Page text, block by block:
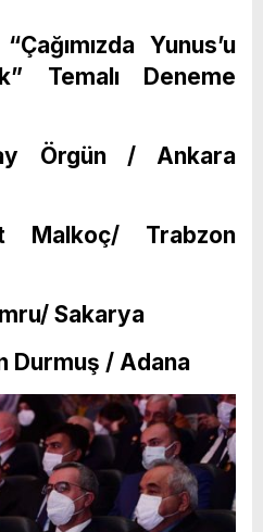
Yunus’u
Temalı Deneme
Örgün / Ankara
Malkoç/ Trabzon
Sakarya
Durmuş / Adana